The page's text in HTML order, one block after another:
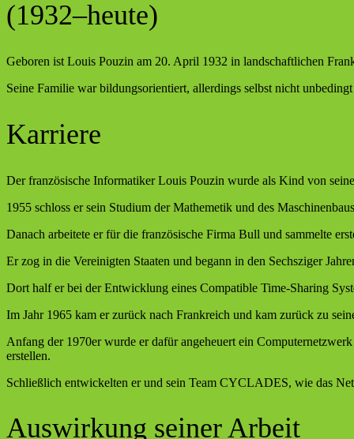
(1932–heute)
Geboren ist Louis Pouzin am 20. April 1932 in landschaftlichen
Seine Familie war bildungsorientiert, allerdings selbst nicht
Karriere
Der französische Informatiker Louis Pouzin wurde als Kind von
1955 schloss er sein Studium der Mathemetik und des
Danach arbeitete er für die französische Firma Bull und sammelte
Er zog in die Vereinigten Staaten und begann in den Sechsziger
Dort half er bei der Entwicklung eines Compatible Time-Sharing
Im Jahr 1965 kam er zurück nach Frankreich und kam zurück zu
Anfang der 1970er wurde er dafür angeheuert ein
erstellen.
Schließlich entwickelten er und sein Team CYCLADES, wie das
Auswirkung seiner Arbeit